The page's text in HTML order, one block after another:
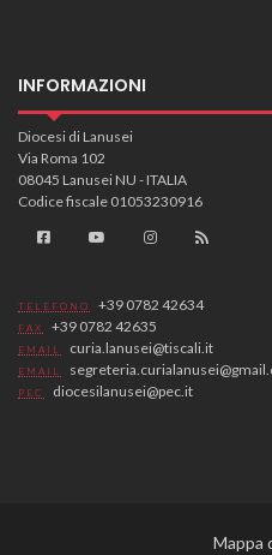
INFORMAZIONI
Diocesi di Lanusei
Via Roma 102
08045 Lanusei NU - ITALIA
Codice fiscale 01053230916
TELEFONO +39 0782 42634
FAX +39 0782 42635
EMAIL curia.lanusei@tiscali.it
EMAIL
PEC diocesilanusei@pec.it
Mappa